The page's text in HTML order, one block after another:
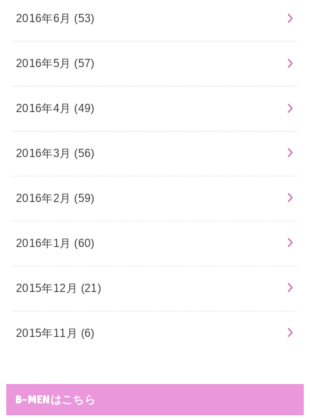
2016年6月 (53)
2016年5月 (57)
2016年4月 (49)
2016年3月 (56)
2016年2月 (59)
2016年1月 (60)
2015年12月 (21)
2015年11月 (6)
B-MENはこちら